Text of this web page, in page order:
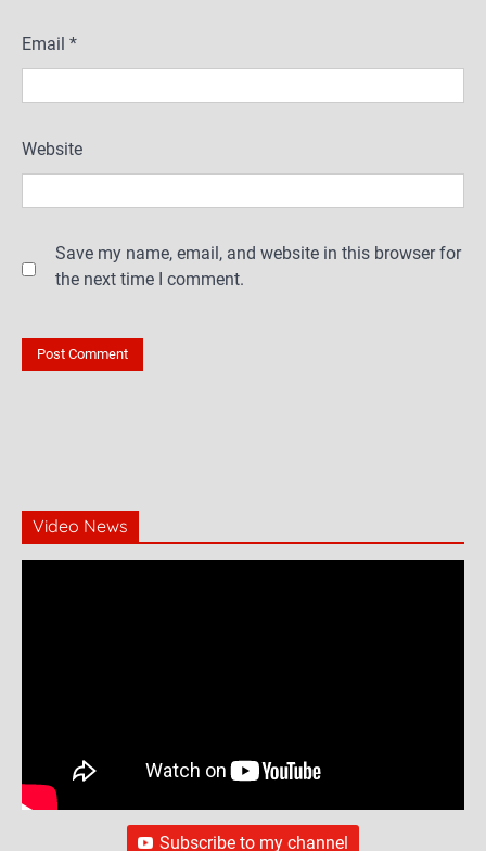
Email *
Website
Save my name, email, and website in this browser for
the next time I comment.
Video News
Subscribe to my channel